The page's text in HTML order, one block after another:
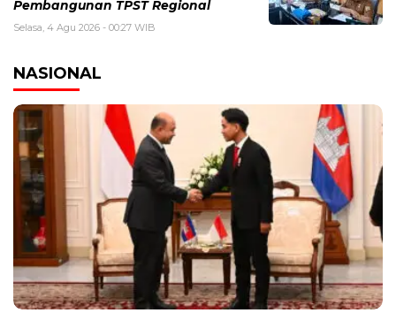
Pembangunan TPST Regional
Selasa, 4 Agu 2026 - 00:27 WIB
NASIONAL